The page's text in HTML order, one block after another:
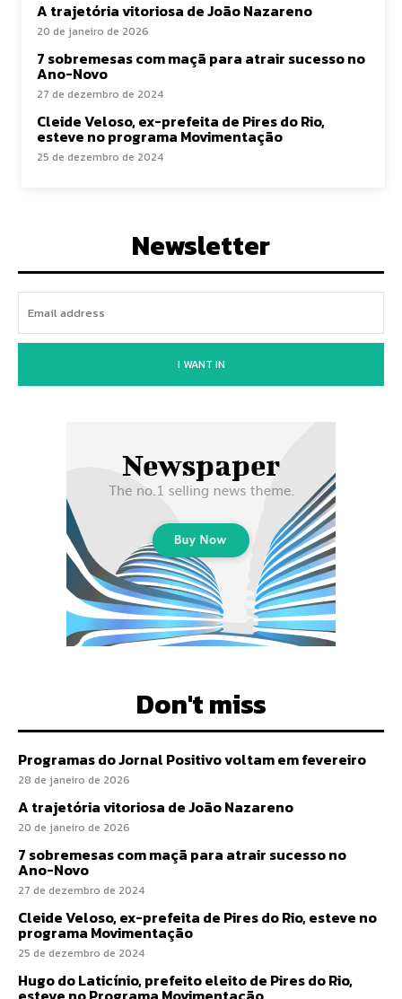
A trajetória vitoriosa de João Nazareno
20 de janeiro de 2026
7 sobremesas com maçã para atrair sucesso no
Ano-Novo
27 de dezembro de 2024
Cleide Veloso, ex-prefeita de Pires do Rio,
esteve no programa Movimentação
25 de dezembro de 2024
Newsletter
I WANT IN
Don't miss
Programas do Jornal Positivo voltam em fevereiro
28 de janeiro de 2026
A trajetória vitoriosa de João Nazareno
20 de janeiro de 2026
7 sobremesas com maçã para atrair sucesso no
Ano-Novo
27 de dezembro de 2024
Cleide Veloso, ex-prefeita de Pires do Rio, esteve no
programa Movimentação
25 de dezembro de 2024
Hugo do Laticínio, prefeito eleito de Pires do Rio,